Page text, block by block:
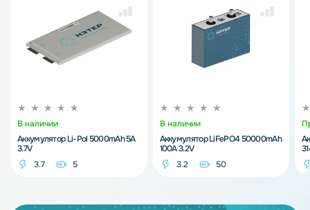
В наличии
Аккумулятор Li-Pol 5000mAh 5A
3.7V
3.7
5
В наличии
Аккумулятор LiFePO4 50000mAh
100A 3.2V
3.2
50